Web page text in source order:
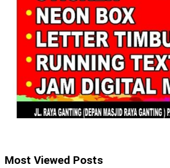
Most Viewed Posts